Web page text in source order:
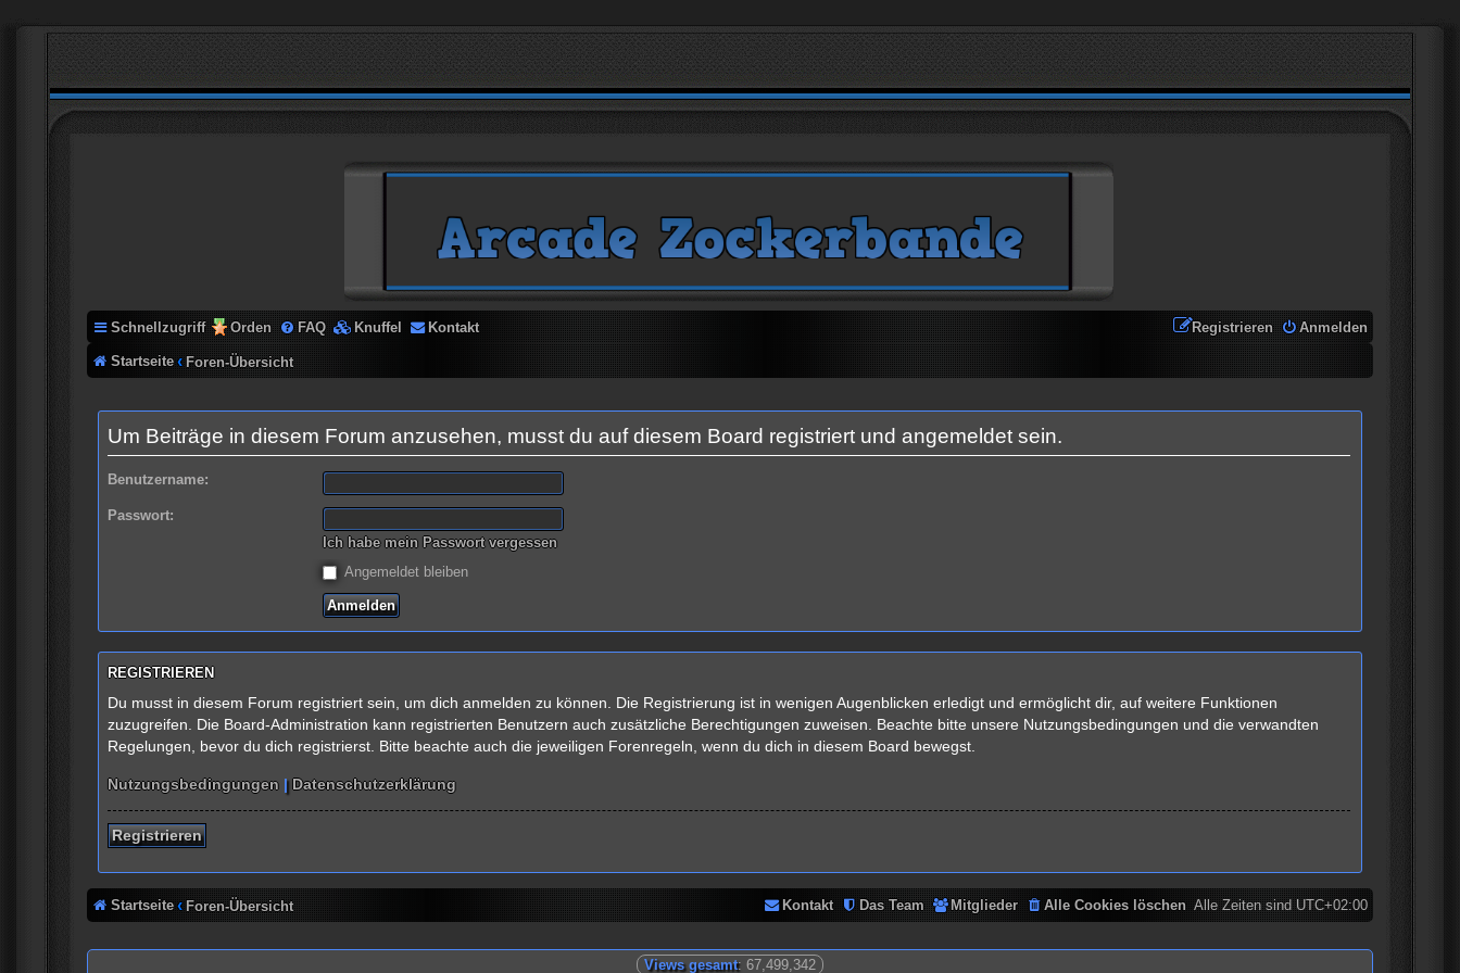
Schnellzugriff Orden FAQ Knuffel Kontakt Anmelden
Registrieren
Startseite Foren-Übersicht
Um Beiträge in diesem Forum anzusehen, musst du auf diesem Board registriert und angemeldet sein.
Benutzername:
Passwort:
Ich habe mein Passwort vergessen
Angemeldet bleiben
REGISTRIEREN
Du musst in diesem Forum registriert sein, um dich anmelden zu können. Die Registrierung ist in wenigen Augenblicken erledigt und ermöglicht dir, auf weitere Funktionen
zuzugreifen. Die Board-Administration kann registrierten Benutzern auch zusätzliche Berechtigungen zuweisen. Beachte bitte unsere Nutzungsbedingungen und die verwandten
Regelungen, bevor du dich registrierst. Bitte beachte auch die jeweiligen Forenregeln, wenn du dich in diesem Board bewegst.
Nutzungsbedingungen |Datenschutzerklärung
Registrieren
Startseite Foren-Übersicht Alle Zeiten sindUTC+02:00
Alle Cookies löschen
Mitglieder
Das Team
Kontakt
Views gesamt: 67,499,342